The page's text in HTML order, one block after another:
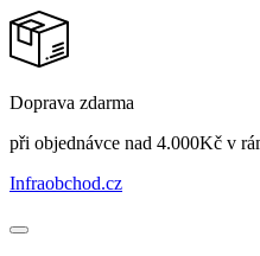
Doprava zdarma
při objednávce nad 4.000Kč v
Infraobchod.cz